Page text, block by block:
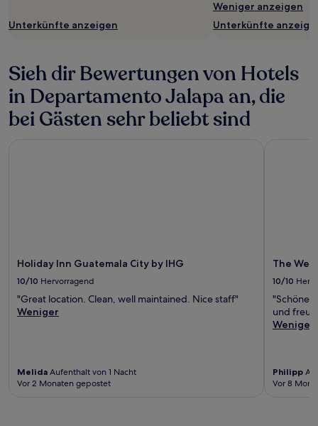
Unterkünfte anzeigen
Weniger anzeigen
Unterkünfte
Sieh dir Bewertungen von Hotels
in Departamento Jalapa an, die
bei Gästen sehr beliebt sind
Holiday Inn Guatemala City by IHG
10/10 Hervorragend
"Great location. Clean, well maintained. Nice staff"
Weniger
Melida Aufenthalt von 1 Nacht
Vor 2 Monaten gepostet
The
10/10
"Schönes
und
Weniger
Philipp
Vor 8